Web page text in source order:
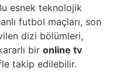
esnek teknolojik
futbol maçları, son
dizi bölümleri,
bir online tv
takip edilebilir.